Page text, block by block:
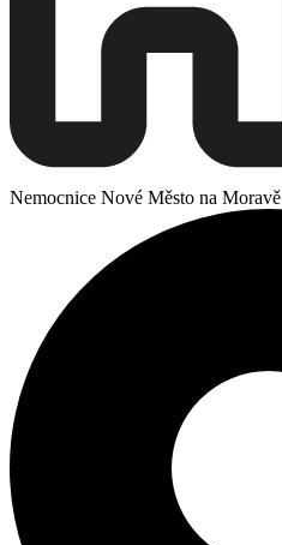
Nemocnice Nové Město na Moravě